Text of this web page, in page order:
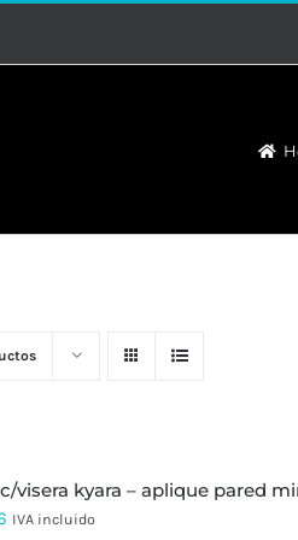
c/visera kyara – aplique pared
IVA incluido